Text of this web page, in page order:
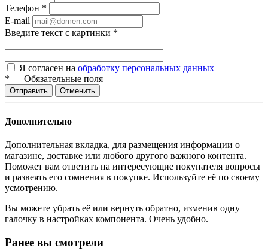
Телефон *
E-mail
Введите текст с картинки *
Я согласен на обработку персональных данных
* — Обязательные поля
Отменить
Дополнительно
Дополнительная вкладка, для размещения информации о
магазине, доставке или любого другого важного контента.
Поможет вам ответить на интересующие покупателя вопросы
и развеять его сомнения в покупке. Используйте её по своему
усмотрению.
Вы можете убрать её или вернуть обратно, изменив одну
галочку в настройках компонента. Очень удобно.
Ранее вы смотрели